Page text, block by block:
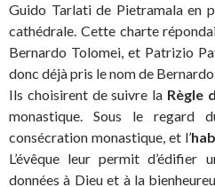
Guido Tarlati de Pietramala en
cathédrale. Cette charte
Bernardo Tolomei, et Patrizio
donc déjà pris le nom de
Ils choisirent de suivre la Règle
monastique. Sous le regard
consécration monastique, et l’
L’évêque leur permit d’édifier
données à Dieu et à la